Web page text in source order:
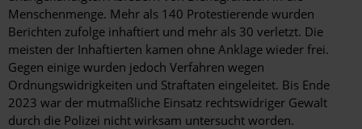
Menschenmenge. Mehr als 140 Protestierende wurden
Berichten zufolge inhaftiert und mehr als 30 verletzt. Die
meisten der Inhaftierten kamen ohne Anklage wieder frei.
Gegen einige wurden jedoch Verfahren wegen
Ordnungswidrigkeiten und Straftaten eingeleitet. Bis Ende
2023 war der mutmaßliche Einsatz rechtswidriger Gewalt
durch die Polizei nicht wirksam untersucht worden.